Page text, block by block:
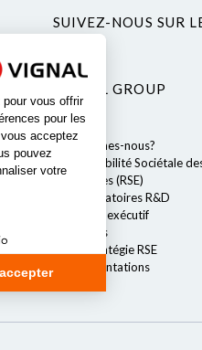
SUIVEZ-NOUS SUR
VIGNAL GROUP
Valeurs
Qui sommes-nous?
Responsabilité Sociétale
Entreprises (RSE)
Nos laboratoires R&D
Le comité exécutif
Nos offres
Notre stratégie RSE
Nos implantations
vous offrir
pour les
acceptez
pouvez
votre
vos paramètres de